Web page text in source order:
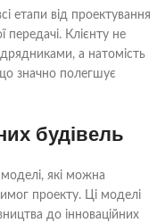
та рішень для
етапи від проектування
передачі. Клієнту не
а натомість
значно полегшує
будівель
моделі, які можна
проекту. Ці моделі
до інноваційних